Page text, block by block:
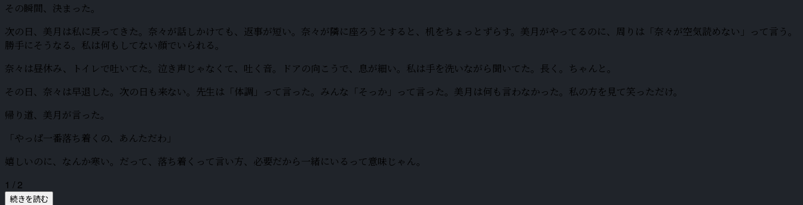
その瞬間、決まった。
次の日、美月は私に戻ってきた。奈々が話しかけても、返事が短い。奈々が隣に座ろうとすると、机をちょっとずらす。美月がやってるのに、周りは「奈々が空気読めない」って言う。
勝手にそうなる。私は何もしてない顔でいられる。
奈々は昼休み、トイレで吐いてた。泣き声じゃなくて、吐く音。ドアの向こうで、息が細い。私は手を洗いながら聞いてた。長く。ちゃんと。
その日、奈々は早退した。次の日も来ない。先生は「体調」って言った。みんな「そっか」って言った。美月は何も言わなかった。私の方を見て笑っただけ。
帰り道、美月が言った。
「やっぱ一番落ち着くの、あんただわ」
嬉しいのに、なんか寒い。だって、落ち着くって言い方、必要だから一緒にいるって意味じゃん。
1 / 2
続きを読む